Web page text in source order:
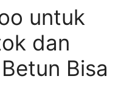
untuk
dan
Bisa